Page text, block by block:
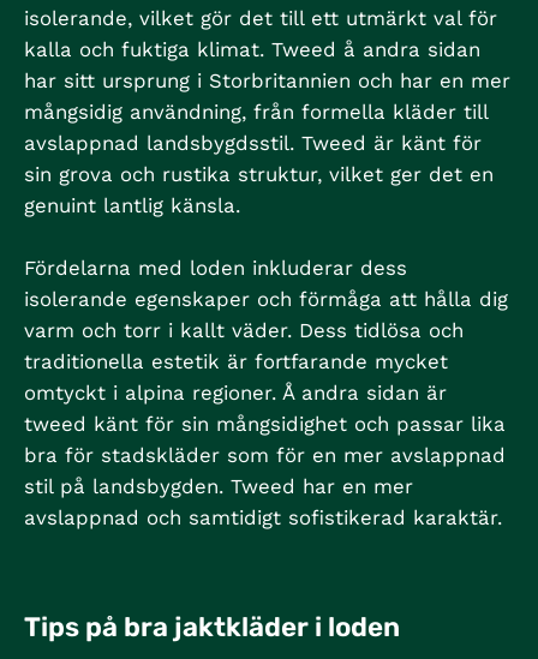
isolerande, vilket gör det till ett utmärkt val för
kalla och fuktiga klimat. Tweed å andra sidan
har sitt ursprung i Storbritannien och har en mer
mångsidig användning, från formella kläder till
avslappnad landsbygdsstil. Tweed är känt för
sin grova och rustika struktur, vilket ger det en
genuint lantlig känsla.
Fördelarna med loden inkluderar dess
isolerande egenskaper och förmåga att hålla dig
varm och torr i kallt väder. Dess tidlösa och
traditionella estetik är fortfarande mycket
omtyckt i alpina regioner. Å andra sidan är
tweed känt för sin mångsidighet och passar lika
bra för stadskläder som för en mer avslappnad
stil på landsbygden. Tweed har en mer
avslappnad och samtidigt sofistikerad karaktär.
Tips på bra jaktkläder i loden